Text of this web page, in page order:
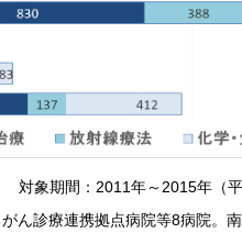
対象期間：2011年～2015年（
ん診療連携拠点病院等8病院。